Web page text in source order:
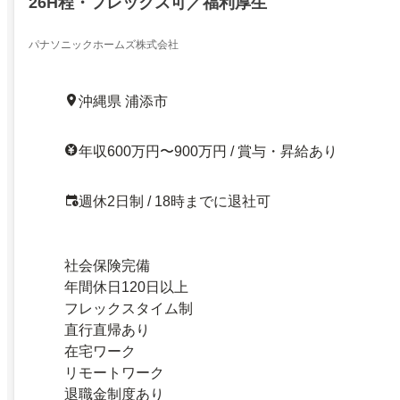
パナソニックホームズ株式会社
沖縄県 浦添市
年収600万円〜900万円 / 賞与・昇給あり
週休2日制 / 18時までに退社可
社会保険完備
年間休日120日以上
フレックスタイム制
直行直帰あり
在宅ワーク
リモートワーク
退職金制度あり